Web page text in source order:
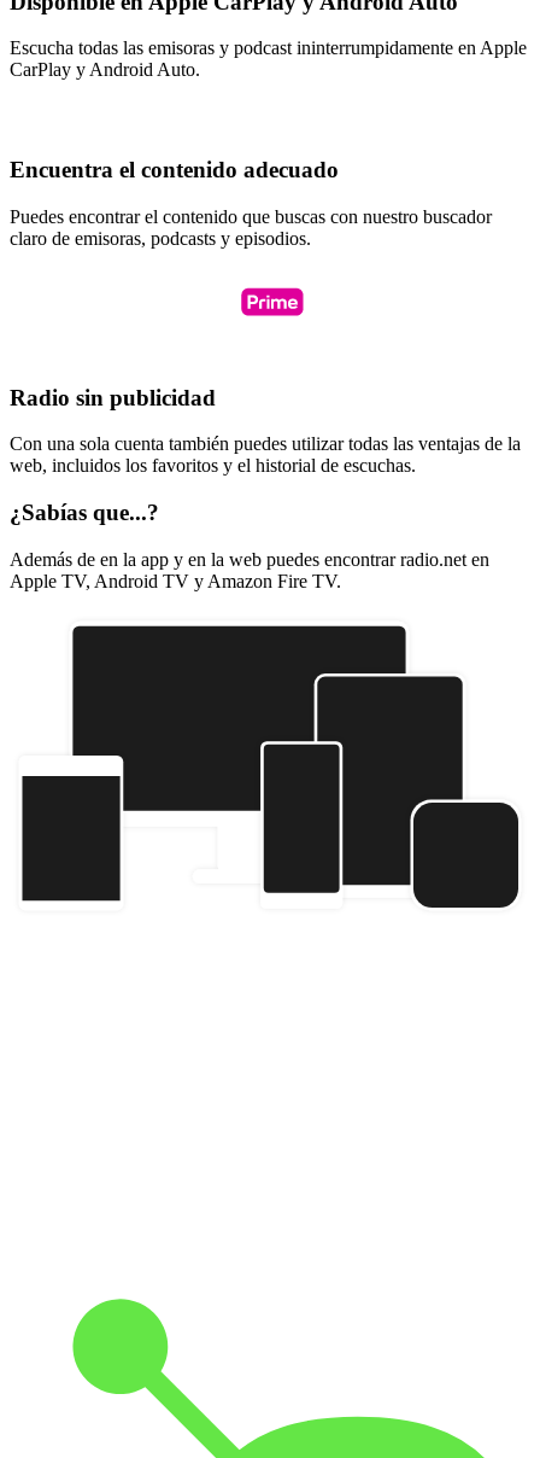
Escucha todas las emisoras y podcast ininterrumpidamente en Apple
CarPlay y Android Auto.
Encuentra el contenido adecuado
Puedes encontrar el contenido que buscas con nuestro buscador
claro de emisoras, podcasts y episodios.
Radio sin publicidad
Con una sola cuenta también puedes utilizar todas las ventajas de la
web, incluidos los favoritos y el historial de escuchas.
¿Sabías que...?
Además de en la app y en la web puedes encontrar radio.net en
Apple TV, Android TV y Amazon Fire TV.